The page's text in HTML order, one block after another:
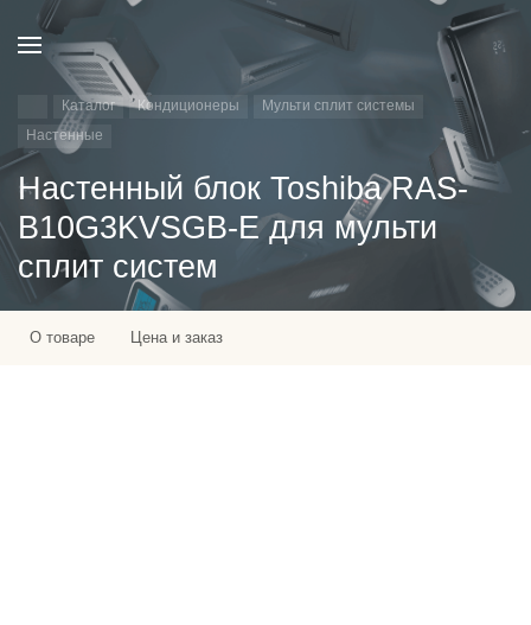
Каталог Кондиционеры
Мульти сплит системы
Настенные
Настенный блок Toshiba RAS-
B10G3KVSGB-E для мульти
сплит систем
О товаре Цена и заказ